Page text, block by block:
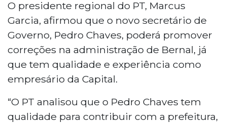
O presidente regional do PT, Marcus
Garcia, afirmou que o novo secretário de
Governo, Pedro Chaves, poderá promover
correções na administração de Bernal, já
que tem qualidade e experiência como
empresário da Capital.
“O PT analisou que o Pedro Chaves tem
qualidade para contribuir com a prefeitura,